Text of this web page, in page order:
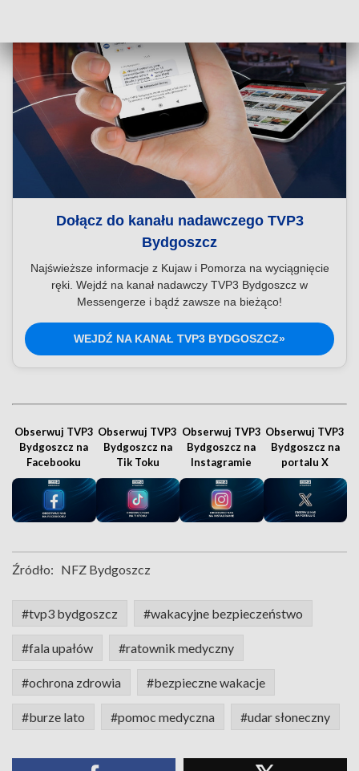
Dołącz do kanału nadawczego TVP3
Bydgoszcz
Najświeższe informacje z Kujaw i Pomorza na wyciągnięcie
ręki. Wejdź na kanał nadawczy TVP3 Bydgoszcz w
Messengerze i bądź zawsze na bieżąco!
WEJDŹ NA KANAŁ TVP3 BYDGOSZCZ»
Obserwuj TVP3
Bydgoszcz na
Facebooku
Obserwuj TVP3
Bydgoszcz na
Tik Toku
Obserwuj TVP3
Bydgoszcz na
Instagramie
Obserwuj TVP3
Bydgoszcz na
portalu X
Źródło: NFZ Bydgoszcz
#tvp3 bydgoszcz #wakacyjne bezpieczeństwo
#fala upałów #ratownik medyczny
#ochrona zdrowia #bezpieczne wakacje
#burze lato #pomoc medyczna #udar słoneczny